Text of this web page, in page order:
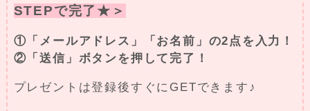
STEPで完了★＞
①「メールアドレス」「お名前」の2点を入力！
②「送信」ボタンを押して完了！
プレゼントは登録後すぐにGETできます♪